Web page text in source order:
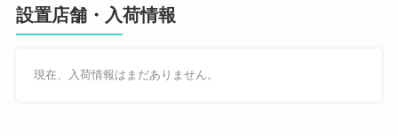
設置店舗・入荷情報
現在、入荷情報はまだありません。